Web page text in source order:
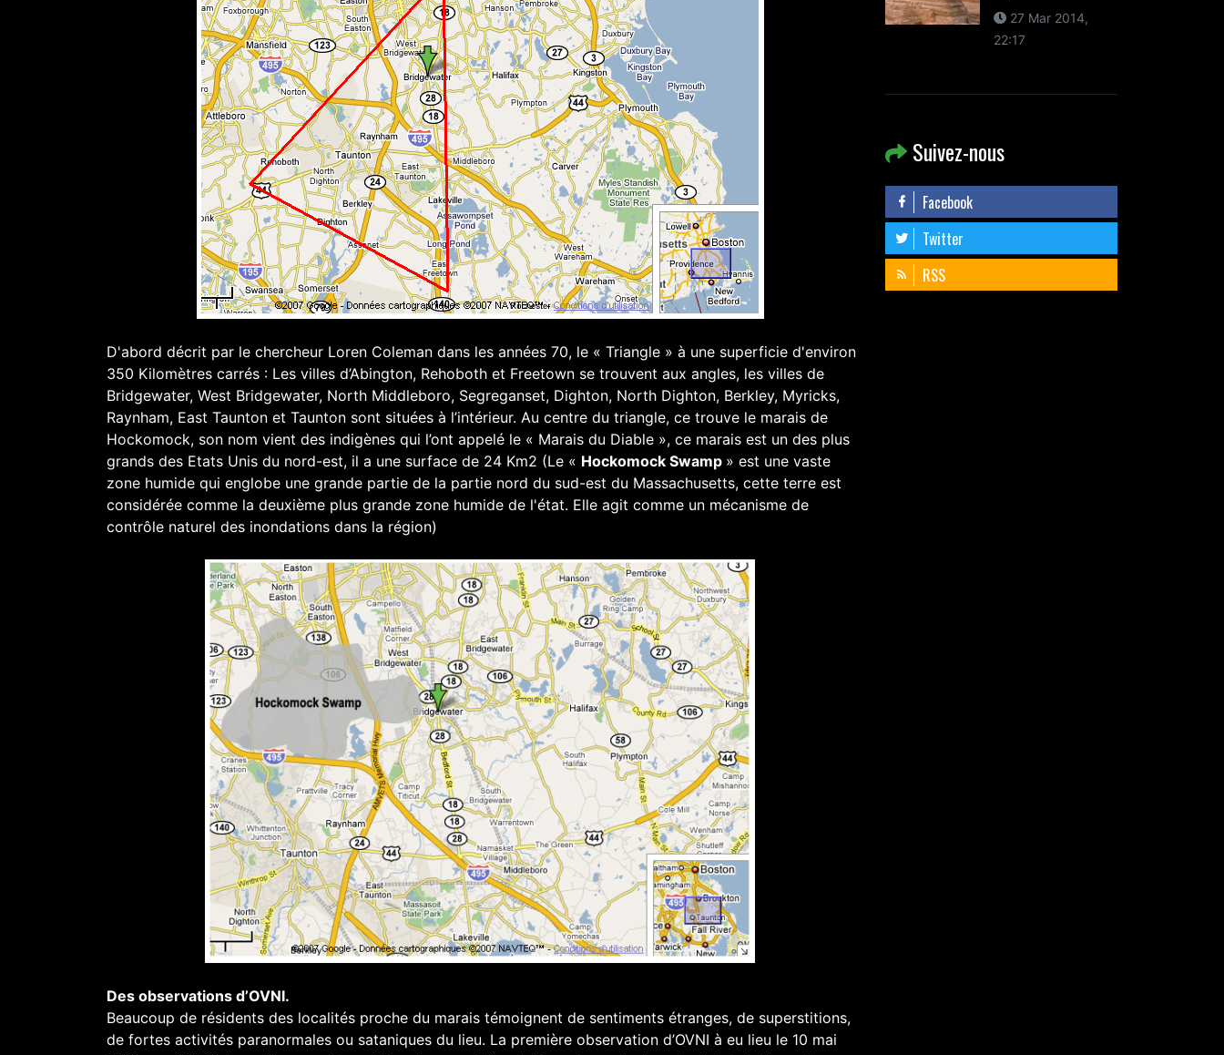
D'abord décrit par le chercheur Loren Coleman dans les années 70, le « Triangle » à une superficie d'environ
350 Kilomètres carrés : Les villes d’Abington, Rehoboth et Freetown se trouvent aux angles, les villes de
Bridgewater, West Bridgewater, North Middleboro, Segreganset, Dighton, North Dighton, Berkley, Myricks,
Raynham, East Taunton et Taunton sont situées à l’intérieur. Au centre du triangle, ce trouve le marais de
Hockomock, son nom vient des indigènes qui l’ont appelé le « Marais du Diable », ce marais est un des plus
grands des Etats Unis du nord-est, il a une surface de 24 Km2 (Le « Hockomock Swamp » est une vaste
zone humide qui englobe une grande partie de la partie nord du sud-est du Massachusetts, cette terre est
considérée comme la deuxième plus grande zone humide de l'état. Elle agit comme un mécanisme de
contrôle naturel des inondations dans la région)
Des observations d’OVNI.
Beaucoup de résidents des localités proche du marais témoignent de sentiments étranges, de superstitions,
de fortes activités paranormales ou sataniques du lieu. La première observation d’OVNI à eu lieu le 10 mai
27 Mar 2014,
22:17
Suivez-nous
Facebook
Twitter
RSS